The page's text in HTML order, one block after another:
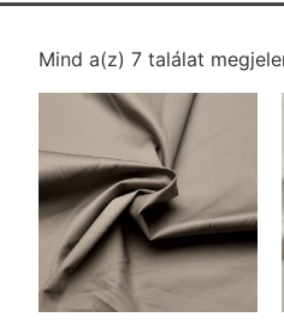
Mind a(z) 7 találat